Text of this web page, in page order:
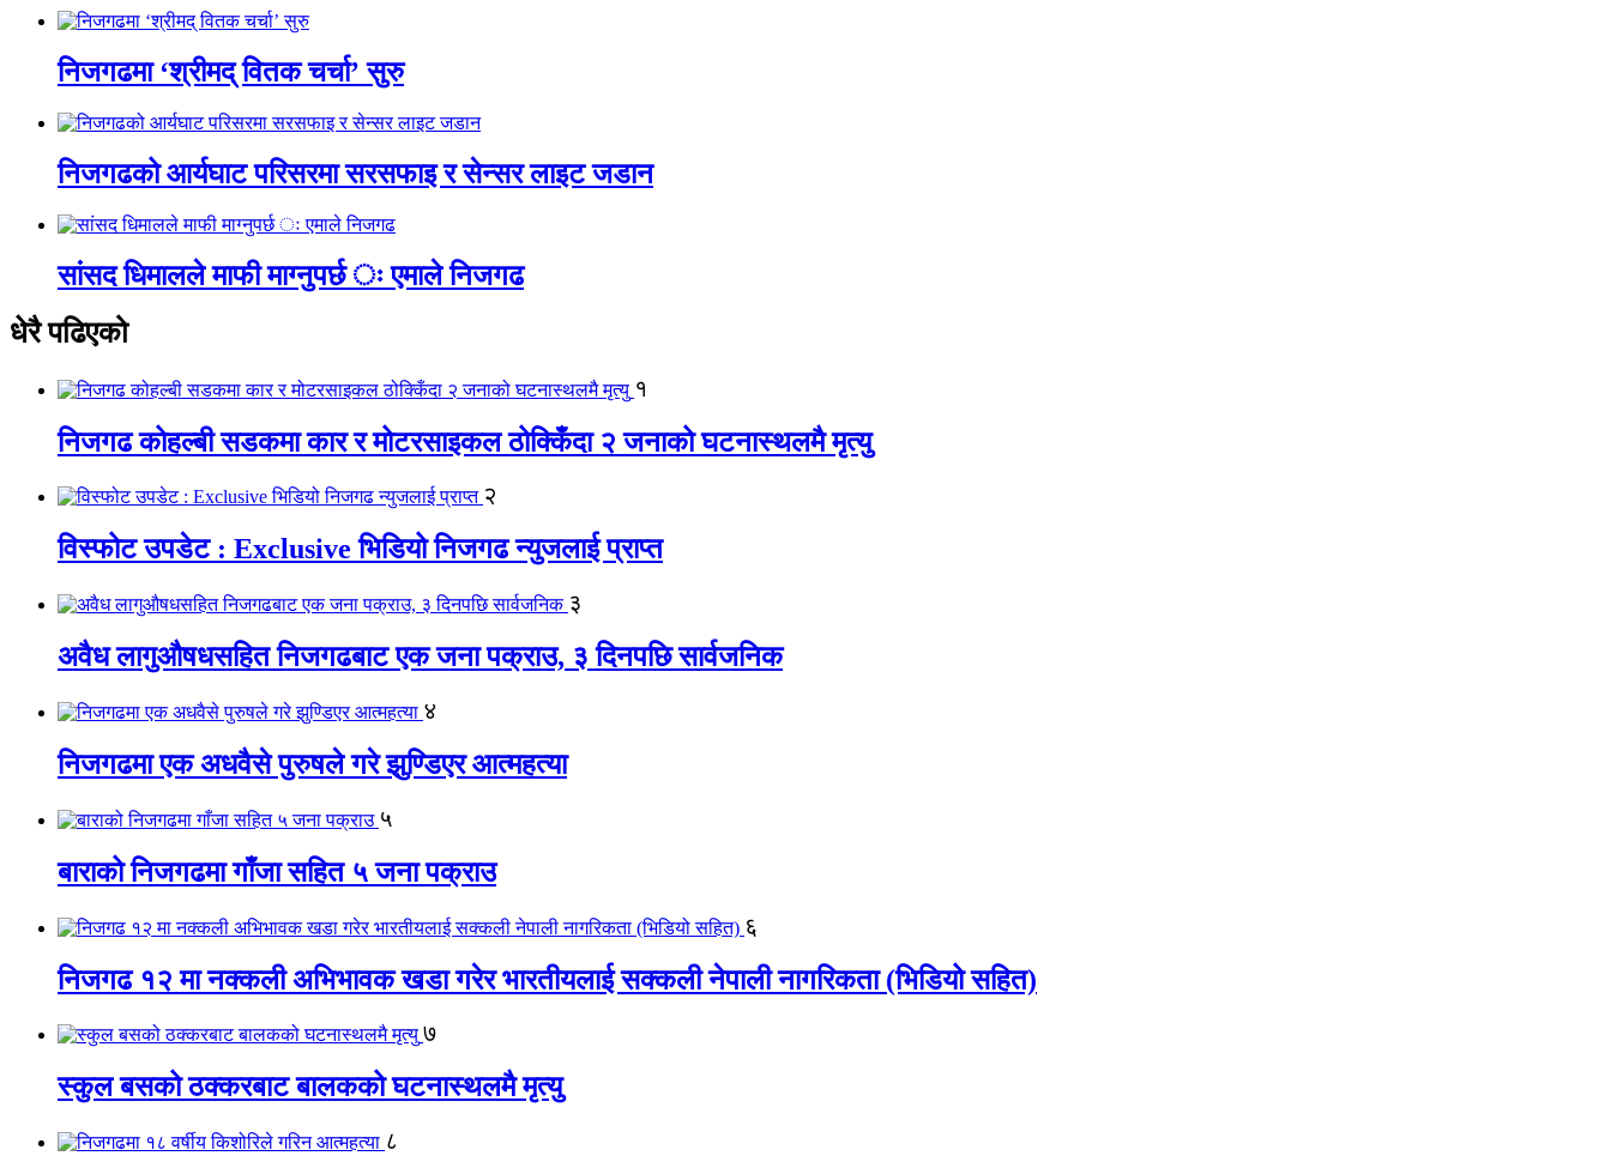
निजगढमा ‘श्रीमद् वितक चर्चा’ सुरु
निजगढको आर्यघाट परिसरमा सरसफाइ र सेन्सर लाइट जडान
सांसद धिमालले माफी माग्नुपर्छ ः एमाले निजगढ
धेरै पढिएको
१
निजगढ कोहल्बी सडकमा कार र मोटरसाइकल ठोक्किँदा २ जनाको घटनास्थलमै मृत्यु
२
विस्फोट उपडेट : Exclusive भिडियो निजगढ न्युजलाई प्राप्त
३
अवैध लागुऔषधसहित निजगढबाट एक जना पक्राउ, ३ दिनपछि सार्वजनिक
४
निजगढमा एक अधवैसे पुरुषले गरे झुण्डिएर आत्महत्या
५
बाराको निजगढमा गाँजा सहित ५ जना पक्राउ
६
निजगढ १२ मा नक्कली अभिभावक खडा गरेर भारतीयलाई सक्कली नेपाली नागरिकता (भिडियो सहित)
७
स्कुल बसको ठक्करबाट बालकको घटनास्थलमै मृत्यु
८